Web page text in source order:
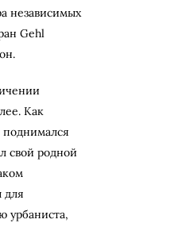
независимых
Gehl
Как
поднимался
свой родной
для
урбаниста,